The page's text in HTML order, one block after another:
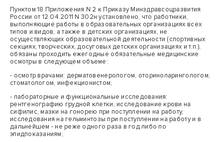
Пунктом 18 Приложения N 2 к Приказу Минздравсоцразвития
России от 12.04.2011 N 302н установлено, что работники,
выполняющие работы в образовательных организациях всех
типов и видов, а также в детских организациях, не
осуществляющих образовательной деятельности (спортивных
секциях, творческих, досуговых детских организациях и т.п.),
обязаны проходить ежегодные обязательные медицинские
осмотры в следующем объеме:
- осмотр врачами: дерматовенерологом, оториноларингологом,
стоматологом, инфекционистом;
- лабораторные и функциональные исследования:
рентгенографию грудной клетки, исследование крови на
сифилис, мазки на гонорею при поступлении на работу,
исследования на гельминтозы при поступлении на работу и в
дальнейшем - не реже одного раза в год либо по
эпидпоказаниям;